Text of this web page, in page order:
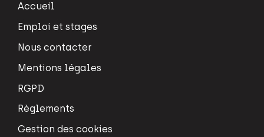
Accueil
Emploi et stages
Nous contacter
Mentions légales
RGPD
Règlements
Gestion des cookies